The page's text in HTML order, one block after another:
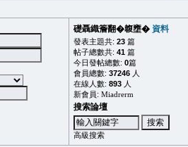
礎聶織簷翻�䪖壅� 資料
發表主題共: 23 篇
帖子總數共: 41 篇
今日發帖總數: 0篇
會員總數: 37246 人
在線人數: 893 人
新會員: Miadrerm
搜索論壇
高級搜索